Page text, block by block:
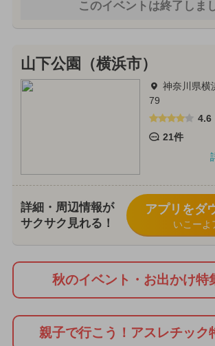
このイベントは終了しま
山下公園（横浜市）
神奈川県横
79
4.6
21件
詳細・周辺情報が
サクサク見れる！
アプリをダ
いこーよ
秋のイベント・お出かけ特
親子で行こう！アスレチック